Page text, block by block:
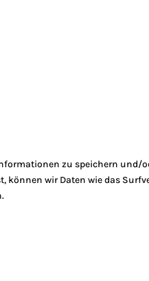
zu speichern
können wir Daten wie das